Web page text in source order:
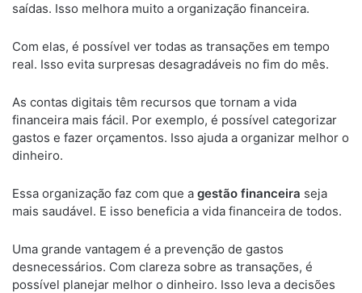
saídas. Isso melhora muito a organização financeira.
Com elas, é possível ver todas as transações em tempo
real. Isso evita surpresas desagradáveis no fim do mês.
As contas digitais têm recursos que tornam a vida
financeira mais fácil. Por exemplo, é possível categorizar
gastos e fazer orçamentos. Isso ajuda a organizar melhor o
dinheiro.
Essa organização faz com que a gestão financeira seja
mais saudável. E isso beneficia a vida financeira de todos.
Uma grande vantagem é a prevenção de gastos
desnecessários. Com clareza sobre as transações, é
possível planejar melhor o dinheiro. Isso leva a decisões